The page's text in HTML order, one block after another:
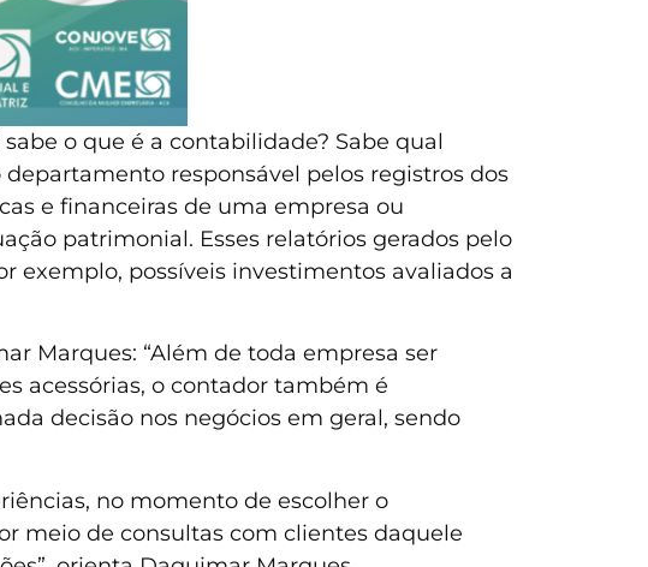
o que é a contabilidade? Sabe qual
responsável pelos registros dos
e financeiras de uma empresa ou
patrimonial. Esses relatórios gerados pelo
exemplo, possíveis investimentos avaliados a
Marques: “Além de toda empresa ser
acessórias, o contador também é
decisão nos negócios em geral, sendo
no momento de escolher o
meio de consultas com clientes daquele